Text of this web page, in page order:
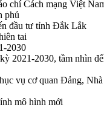
chí Cách mạng Việt
phủ
đầu tư tỉnh Đắk Lắk
tai
2030
2021-2030, tầm nhìn
vụ cơ quan Đảng,
mô hình mới